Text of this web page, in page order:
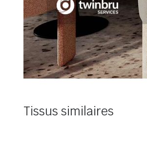
Tissus similaires